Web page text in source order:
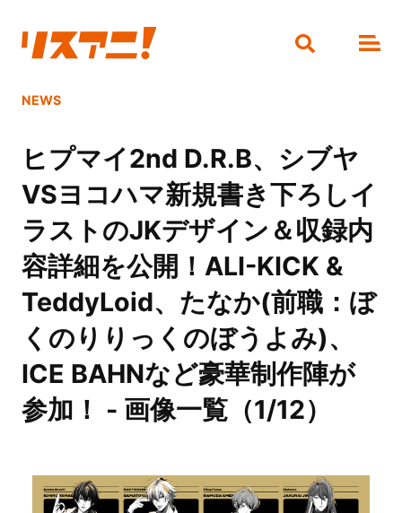
NEWS
ヒプマイ2nd D.R.B、シブヤ
VSヨコハマ新規書き下ろしイ
ラストのJKデザイン＆収録内
容詳細を公開！ALI-KICK &
TeddyLoid、たなか(前職：ぼ
くのりりっくのぼうよみ)、
ICE BAHNなど豪華制作陣が
参加！ - 画像一覧（1/12）